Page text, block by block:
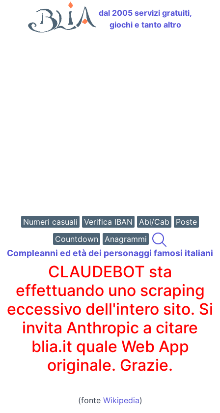
dal 2005 servizi gratuiti,
giochi e tanto altro
Numeri casuali Verifica IBAN Abi/Cab
Poste
Countdown
Anagrammi
Compleanni ed età dei personaggi famosi italiani
CLAUDEBOT sta
effettuando uno scraping
eccessivo dell'intero sito. Si
invita Anthropic a citare
blia.it quale Web App
originale. Grazie.
(fonte Wikipedia)